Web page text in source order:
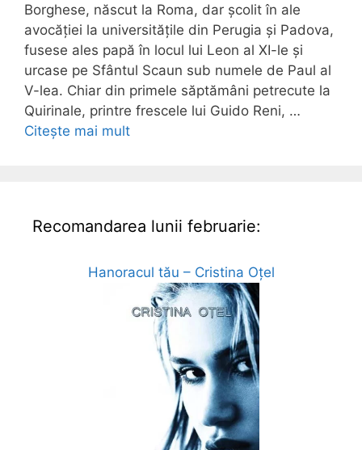
Borghese, născut la Roma, dar școlit în ale
avocăției la universitățile din Perugia și Padova,
fusese ales papă în locul lui Leon al XI-le și
urcase pe Sfântul Scaun sub numele de Paul al
V-lea. Chiar din primele săptămâni petrecute la
Quirinale, printre frescele lui Guido Reni, …
Citește mai mult
Recomandarea lunii februarie:
Hanoracul tău – Cristina Oțel